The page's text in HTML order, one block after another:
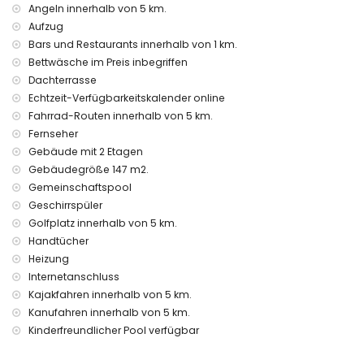
Angeln innerhalb von 5 km.
Aufzug
Bars und Restaurants innerhalb von 1 km.
Bettwäsche im Preis inbegriffen
Dachterrasse
Echtzeit-Verfügbarkeitskalender online
Fahrrad-Routen innerhalb von 5 km.
Fernseher
Gebäude mit 2 Etagen
Gebäudegröße 147 m2.
Gemeinschaftspool
Geschirrspüler
Golfplatz innerhalb von 5 km.
Handtücher
Heizung
Internetanschluss
Kajakfahren innerhalb von 5 km.
Kanufahren innerhalb von 5 km.
Kinderfreundlicher Pool verfügbar